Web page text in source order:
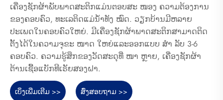
ເຄື່ອງຊັກຜ້າພັບພາດສະຕິກແມ່ນຕອບສະ ໜອງ ຄວາມຕ້ອງການ
ຂອງຄອບຄົວ, ທະເລຕິດແມ່ນໍ້າທັງ ໝົດ. ວຽກບ້ານມີຫລາຍ
ປະເພດໃນຄອບຄົວໃຫຍ່. ມີເຄື່ອງຊັກຜ້າພາດສະຕິກສາມາດຕິດ
ຕັ້ງໄດ້ໃນຄວາມຈຸຂະ ໜາດ ໃຫຍ່ແລະອອກແບບ ສຳ ລັບ 3-6
ຄອບຄົວ. ຄວາມຮູ້ສຶກຂອງວັດສະດຸທີ່ ໜາ ຫຼາຍ, ເຄື່ອງຊັກຜ້າ
ຕ້ານເຊື້ອແບັກທີເຣັຍສອງຝາ.
ເບິ່ງເພີ່ມເຕີມ >> ສົ່ງສອບຖາມ >>